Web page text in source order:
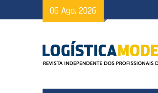
to
06 Ago, 2026